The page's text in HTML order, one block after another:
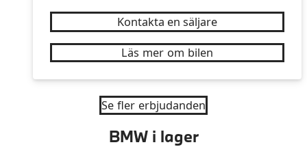
Kontakta en säljare
Läs mer om bilen
Se fler erbjudanden
BMW i lager